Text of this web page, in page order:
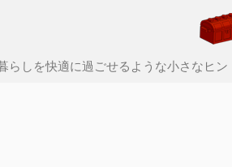
らしを快適に過ごせるような小さなヒ